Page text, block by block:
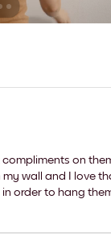
on
wall and I love
order to hang